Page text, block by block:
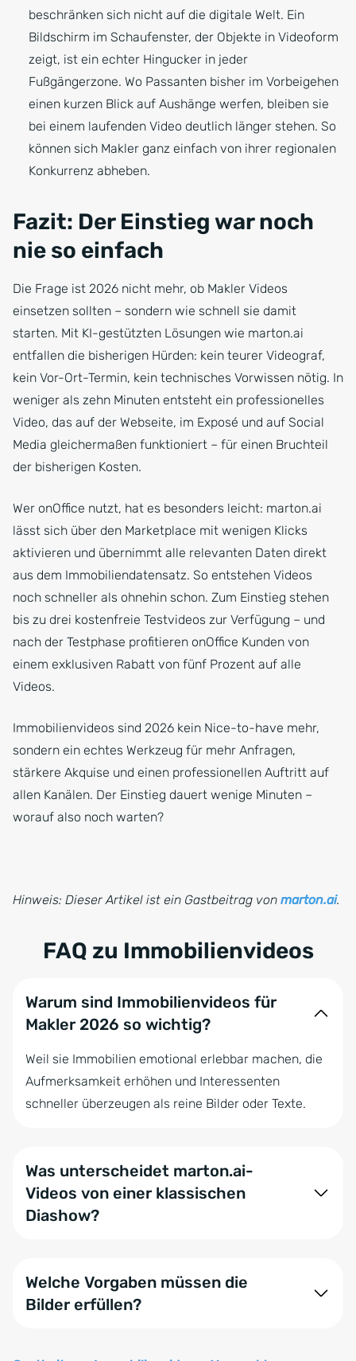
beschränken sich nicht auf die digitale Welt. Ein
Bildschirm im Schaufenster, der Objekte in Videoform
zeigt, ist ein echter Hingucker in jeder
Fußgängerzone. Wo Passanten bisher im Vorbeigehen
einen kurzen Blick auf Aushänge werfen, bleiben sie
bei einem laufenden Video deutlich länger stehen. So
können sich Makler ganz einfach von ihrer regionalen
Konkurrenz abheben.
Fazit: Der Einstieg war noch
nie so einfach
Die Frage ist 2026 nicht mehr, ob Makler Videos
einsetzen sollten – sondern wie schnell sie damit
starten. Mit KI-gestützten Lösungen wie marton.ai
entfallen die bisherigen Hürden: kein teurer Videograf,
kein Vor-Ort-Termin, kein technisches Vorwissen nötig. In
weniger als zehn Minuten entsteht ein professionelles
Video, das auf der Webseite, im Exposé und auf Social
Media gleichermaßen funktioniert – für einen Bruchteil
der bisherigen Kosten.
Wer onOffice nutzt, hat es besonders leicht: marton.ai
lässt sich über den Marketplace mit wenigen Klicks
aktivieren und übernimmt alle relevanten Daten direkt
aus dem Immobiliendatensatz. So entstehen Videos
noch schneller als ohnehin schon. Zum Einstieg stehen
bis zu drei kostenfreie Testvideos zur Verfügung – und
nach der Testphase profitieren onOffice Kunden von
einem exklusiven Rabatt von fünf Prozent auf alle
Videos.
Immobilienvideos sind 2026 kein Nice-to-have mehr,
sondern ein echtes Werkzeug für mehr Anfragen,
stärkere Akquise und einen professionellen Auftritt auf
allen Kanälen. Der Einstieg dauert wenige Minuten –
worauf also noch warten?
Hinweis: Dieser Artikel ist ein Gastbeitrag von marton.ai.
FAQ zu Immobilienvideos
Warum sind Immobilienvideos für
Makler 2026 so wichtig?
Weil sie Immobilien emotional erlebbar machen, die
Aufmerksamkeit erhöhen und Interessenten
schneller überzeugen als reine Bilder oder Texte.
Was unterscheidet marton.ai-
Videos von einer klassischen
Diashow?
Raum verschoben – nach links, rechts, vorne,
hinten. Mit marton.ai entstehen aus deinen Fotos
Welche Vorgaben müssen die
Bilder erfüllen?